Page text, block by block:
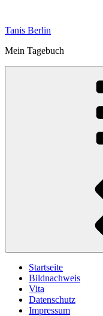
springen
Tanis Berlin
Mein Tagebuch
Startseite
Bildnachweis
Vita
Datenschutz
Impressum